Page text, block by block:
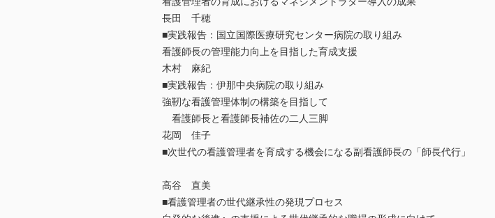
長田 千穂
■実践報告：国立国際医療研究センター病院の取り組み
看護師長の管理能力向上を目指した育成支援
木村 麻紀
■実践報告：伊那中央病院の取り組み
強靭な看護管理体制の構築を目指して
看護師長と看護師長補佐の二人三脚
花岡 佳子
■次世代の看護管理者を育成する機会になる副看護師長の「師長代行」
高谷 直美
■看護管理者の世代継承性の発現プロセス